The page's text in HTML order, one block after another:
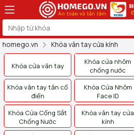
homego.vn Khóa vân tay cửa kính
Khóa cửa vân tay
Khóa cửa nhôm
chống nước
Khóa vân tay tân cổ
điển
Khóa Cửa Nhôm
Face ID
Khóa Cửa Cổng Sắt
Chống Nước
Khóa vân tay cửa
kính